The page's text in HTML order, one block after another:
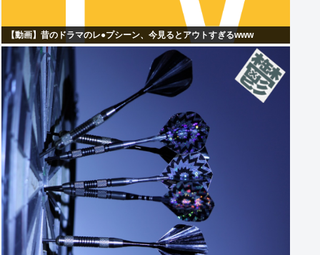
【動画】昔のドラマのレ●プシーン、今見るとアウトすぎるwww